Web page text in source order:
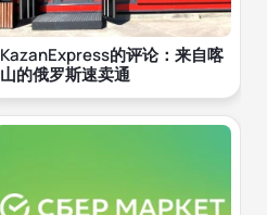
KazanExpress的评论：来自喀
山的俄罗斯速卖通